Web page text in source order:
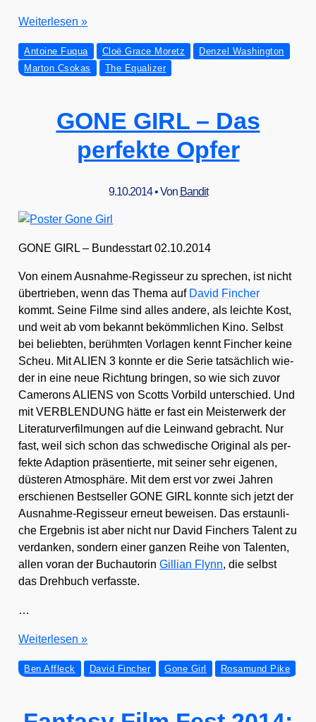
Den­
Washing­
ton
EQUALIZER
Wei­ter­le­sen »
Antoine Fuqua Cloë Grace Moretz
Denzel Washington
Marton Csokas
The Equalizer
GONE GIRL – Das
perfekte Opfer
9.10.2014• Von Bandit
GONE GIRL – Bun­des­start 02.10.2014
Von einem Aus­nah­me-Regis­seur zu spre­chen, ist nicht
über­trie­ben, wenn das The­ma auf David Fin­cher
kommt. Sei­ne Fil­me sind alles ande­re, als leich­te Kost,
und weit ab vom bekannt bekömm­li­chen Kino. Selbst
bei belieb­ten, berühm­ten Vor­la­gen kennt Fin­cher kei­ne
Scheu. Mit ALIEN 3 konn­te er die Serie tat­säch­lich wie­
der in eine neue Rich­tung brin­gen, so wie sich zuvor
Came­rons ALIENS von Scotts Vor­bild unter­schied. Und
mit VERBLENDUNG hät­te er fast ein Meis­ter­werk der
Lite­ra­tur­ver­fil­mun­gen auf die Lein­wand gebracht. Nur
fast, weil sich schon das schwe­di­sche Ori­gi­nal als per­
fek­te Adap­ti­on prä­sen­tier­te, mit sei­ner sehr eige­nen,
düs­te­ren Atmo­sphä­re. Mit dem erst vor zwei Jah­ren
erschie­nen Best­sel­ler GONE GIRL konn­te sich jetzt der
Aus­nah­me-Regis­seur erneut bewei­sen. Das erstaun­li­
che Ergeb­nis ist aber nicht nur David Fin­chers Talent zu
ver­dan­ken, son­dern einer gan­zen Rei­he von Talen­ten,
allen vor­an der Buch­au­to­rinGil­li­an Flynn, die selbst
das Dreh­buch ver­fass­te.
…
GONE
–
Wei­ter­le­sen »
Ben Affleck David Fincher Gone Girl Rosamund Pike